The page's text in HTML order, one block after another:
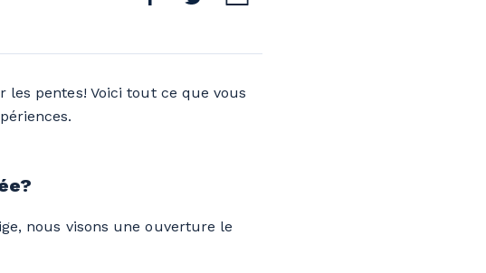
les pentes! Voici tout ce que vous
nous visons une ouverture le